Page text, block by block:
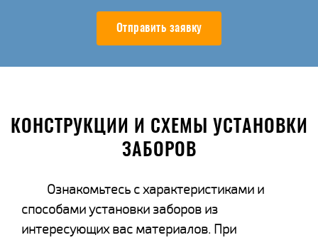
Отправить заявку
КОНСТРУКЦИИ И СХЕМЫ УСТАНОВКИ
ЗАБОРОВ
Ознакомьтесь с характеристиками и
способами установки заборов из
интересующих вас материалов. При